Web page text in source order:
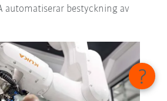
automatiserar bestyckning av